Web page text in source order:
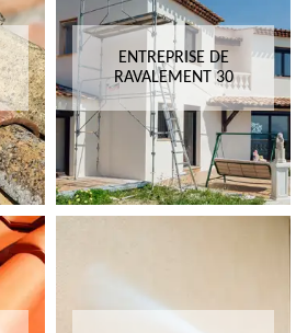
ENTREPRISE DE
RAVALEMENT 30